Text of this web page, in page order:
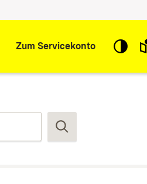
Zum Servicekonto
Suchen